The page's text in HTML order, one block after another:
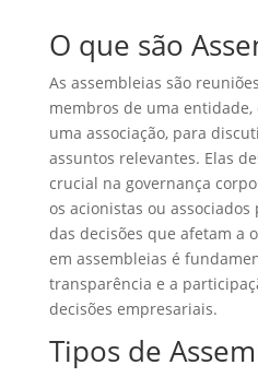
O que são
As assembleias são
membros de uma
uma associação, para
assuntos relevantes. Elas
crucial na governança
os acionistas ou
das decisões que afetam a
em assembleias é
transparência e a
decisões empresariais.
Tipos de